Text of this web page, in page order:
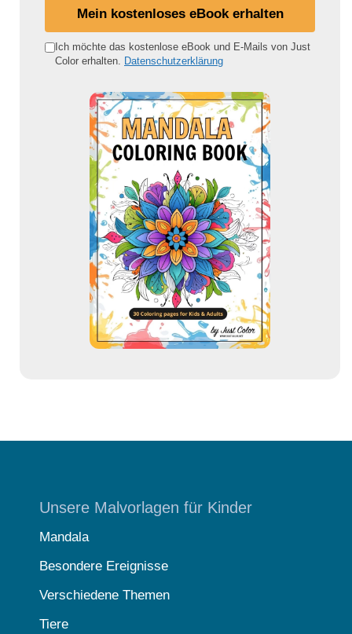
e
Mein kostenloses eBook erhalten
Ich möchte das kostenlose eBook und E-Mails von Just
Color erhalten. Datenschutzerklärung
Unsere Malvorlagen für Kinder
Mandala
Besondere Ereignisse
Verschiedene Themen
Tiere